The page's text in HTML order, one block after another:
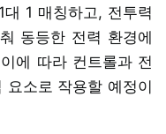
1 매칭하고, 전투력
동등한 전력 환경에
에 따라 컨트롤과 전
요소로 작용할 예정이